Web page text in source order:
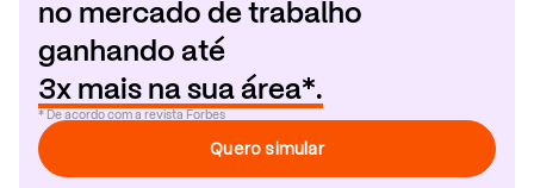
no mercado de trabalho
ganhando até
3x mais na sua área*.
* De acordo com a revista Forbes
Quero simular